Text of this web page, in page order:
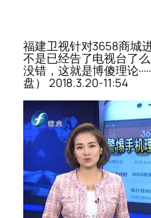
福建卫视针对3658商城进
不是已经告了电视台了么
没错，这就是博傻理论
盘） 2018.3.20-11:54